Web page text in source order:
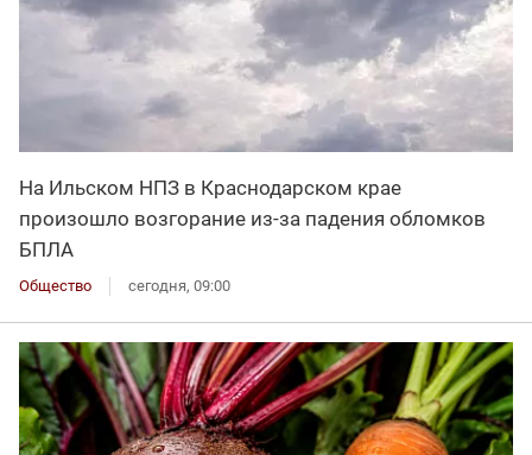
На Ильском НПЗ в Краснодарском крае
произошло возгорание из-за падения обломков
БПЛА
Общество сегодня, 09:00